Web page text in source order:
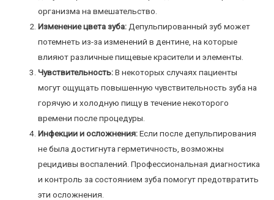
организма на вмешательство.
Изменение цвета зуба: Депульпированный зуб может
потемнеть из-за изменений в дентине, на которые
влияют различные пищевые красители и элементы.
Чувствительность:В некоторых случаях пациенты
могут ощущать повышенную чувствительность зуба на
горячую и холодную пищу в течение некоторого
времени после процедуры.
Инфекции и осложнения:Если после депульпирования
не была достигнута герметичность, возможны
рецидивы воспалений. Профессиональная диагностика
и контроль за состоянием зуба помогут предотвратить
эти осложнения.